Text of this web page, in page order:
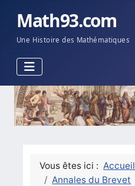
Math93.com
Une Histoire des Mathématiques
Vous êtes ici : Accueil
Annales du Brevet